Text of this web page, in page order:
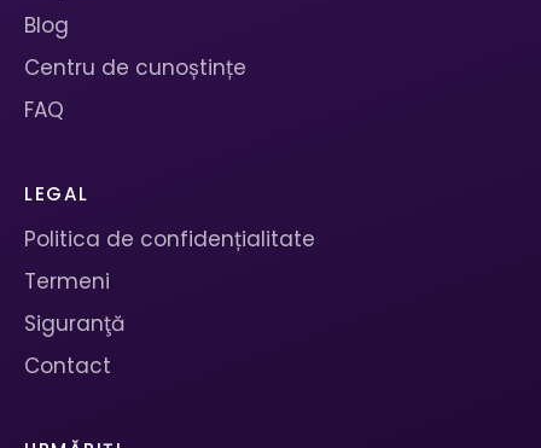
Blog
Centru de cunoștințe
FAQ
LEGAL
Politica de confidențialitate
Termeni
Siguranţă
Contact